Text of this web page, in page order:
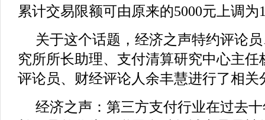
累计交易限额可由原来的5000元上调为
关于这个话题，经济之声特约评论
究所所长助理、支付清算研究中心主
评论员、财经评论人余丰慧进行了相关
经济之声：第三方支付行业在过去